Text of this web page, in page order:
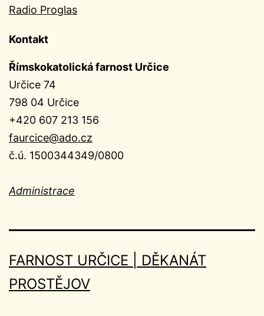
Radio Proglas
Kontakt
Římskokatolická farnost Určice
Určice 74
798 04 Určice
+420 607 213 156
faurcice@ado.cz
č.ú. 1500344349/0800
Administrace
FARNOST URČICE | DĚKANÁT
PROSTĚJOV